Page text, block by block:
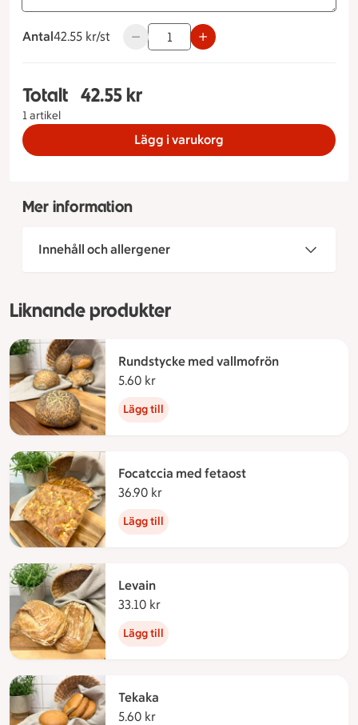
Antal
42.55 kronor styck
42.55 kr/st Använd knapparna för att minska eller
Totalt
1 artikel
Totalt 1 stycken Chevrébröd, 42.55 kronor
42.55 kr
Lägg i varukorg
Mer information
Innehåll och allergener
Liknande produkter
Rundstycke med vallmofrön
5.60 kr
Lägg till
Focatccia med fetaost
36.90 kr
Lägg till
Levain
33.10 kr
Lägg till
Tekaka
5.60 kr